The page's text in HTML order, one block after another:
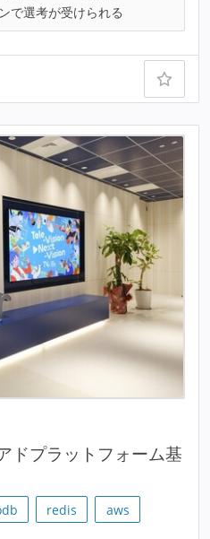
で選考が受けられる
ドプラットフォーム基
redis
aws